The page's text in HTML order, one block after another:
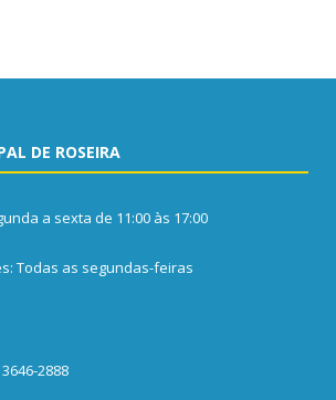
DE ROSEIRA
a sexta de 11:00 às 17:00
Todas as segundas-feiras
2888